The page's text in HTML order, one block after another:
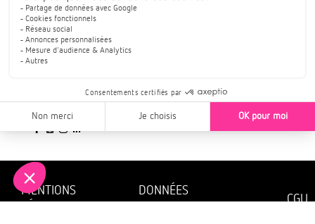
GROUPE VIVIALYS
PROGRAMMES IMMOBILIERS : ALSACE
SUIVEZ-NOUS
MENTIONS
DONNÉES
CGU